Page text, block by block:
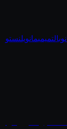
التميميمانويلنستو